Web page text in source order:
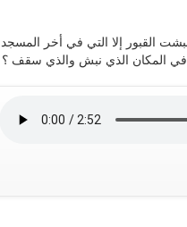
القبور إلا التي في أخر المسجد
في المكان الذي نبش والذي سقف ؟